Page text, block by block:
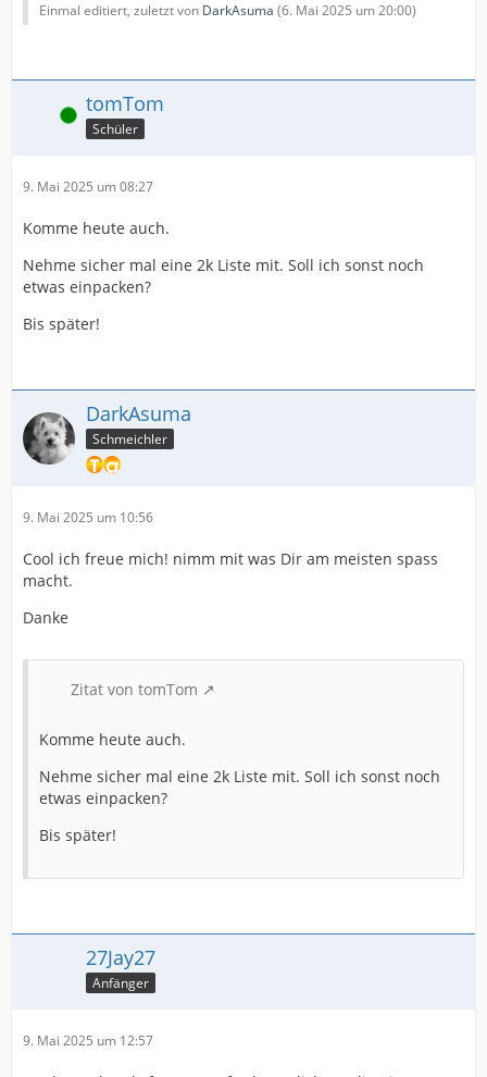
Einmal editiert, zuletzt von DarkAsuma (6. Mai 2025 um 20:00)
Online tomTom
Schüler
9. Mai 2025 um 08:27
Komme heute auch.
Nehme sicher mal eine 2k Liste mit. Soll ich sonst noch
etwas einpacken?
Bis später!
DarkAsuma
Schmeichler
9. Mai 2025 um 10:56
Cool ich freue mich! nimm mit was Dir am meisten spass
macht.
Danke
Zitat von tomTom
Komme heute auch.
Nehme sicher mal eine 2k Liste mit. Soll ich sonst noch
etwas einpacken?
Bis später!
27Jay27
Anfänger
9. Mai 2025 um 12:57